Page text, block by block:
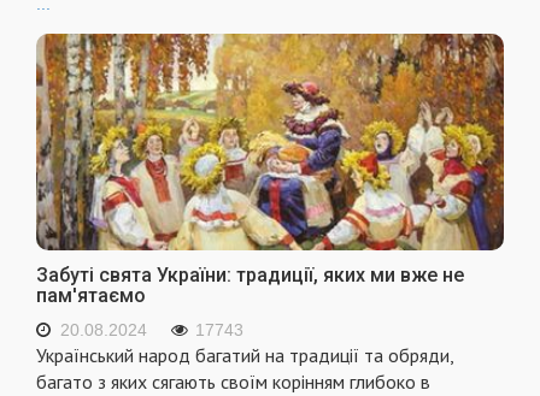
Забуті свята України: традиції, яких ми вже не
пам'ятаємо
20.08.2024 17743
Український народ багатий на традиції та обряди,
багато з яких сягають своїм корінням глибоко в